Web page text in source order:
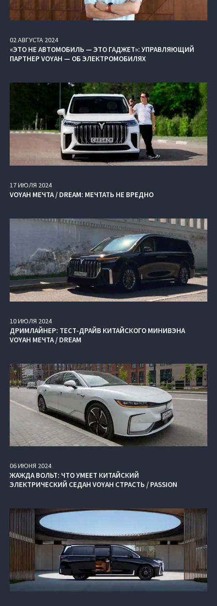
02АВГУСТА 2024
«ЭТО НЕ АВТОМОБИЛЬ — ЭТО ГАДЖЕТ»: УПРАВЛЯЮЩИЙ
ПАРТНЕР VOYAH — ОБ ЭЛЕКТРОМОБИЛЯХ
17ИЮЛЯ 2024
VOYAH МЕЧТА / DREAM: МЕЧТАТЬ НЕ ВРЕДНО
10ИЮЛЯ 2024
ДРИМЛАЙНЕР: ТЕСТ-ДРАЙВ КИТАЙСКОГО МИНИВЭНА
VOYAH МЕЧТА / DREAM
06ИЮНЯ 2024
ЖАЖДА ВОЛЬТ: ЧТО УМЕЕТ КИТАЙСКИЙ
ЭЛЕКТРИЧЕСКИЙ СЕДАН VOYAH СТРАСТЬ / PASSION